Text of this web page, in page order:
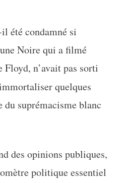
été condamné si
Noire qui a filmé
Floyd, n’avait pas sorti
quelques
du suprémacisme blanc
des opinions publiques,
politique essentiel